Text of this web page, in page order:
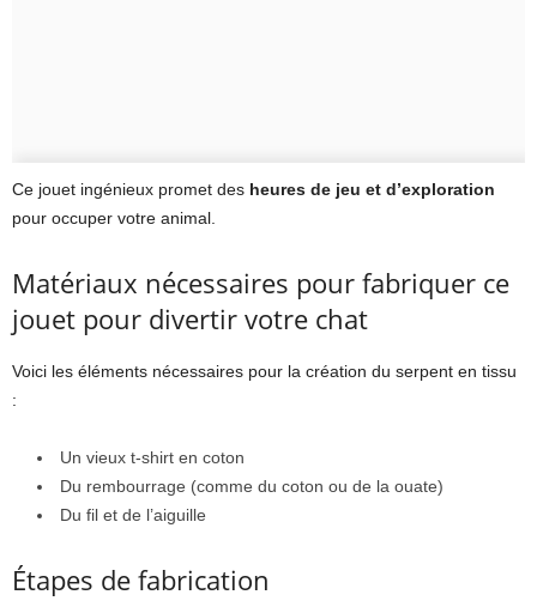
Ce jouet ingénieux promet des heures de jeu et d’exploration
pour occuper votre animal.
Matériaux nécessaires pour fabriquer ce
jouet pour divertir votre chat
Voici les éléments nécessaires pour la création du serpent en tissu
:
Un vieux t-shirt en coton
Du rembourrage (comme du coton ou de la ouate)
Du fil et de l’aiguille
Étapes de fabrication